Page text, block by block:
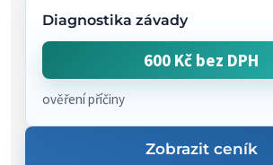
Diagnostika závady
600 Kč bez DPH
ověření příčiny
Zobrazit ceník